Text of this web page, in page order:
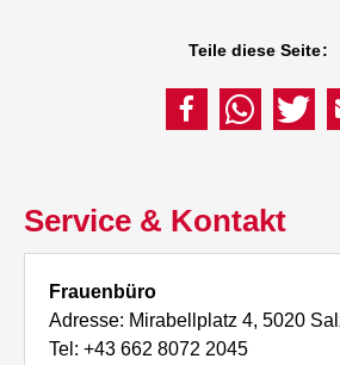
Teile diese Seite:
Service & Kontakt
Frauenbüro
Adresse: Mirabellplatz 4, 5020
Tel: +43 662 8072 2045